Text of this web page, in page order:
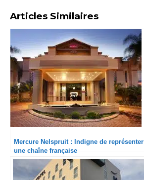
Articles Similaires
Mercure Nelspruit : Indigne de représenter
une chaîne française